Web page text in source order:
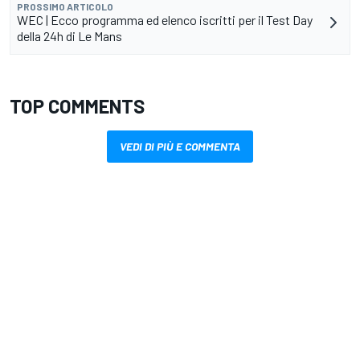
PROSSIMO ARTICOLO
WEC | Ecco programma ed elenco iscritti per il Test Day
della 24h di Le Mans
TOP COMMENTS
VEDI DI PIÙ E COMMENTA